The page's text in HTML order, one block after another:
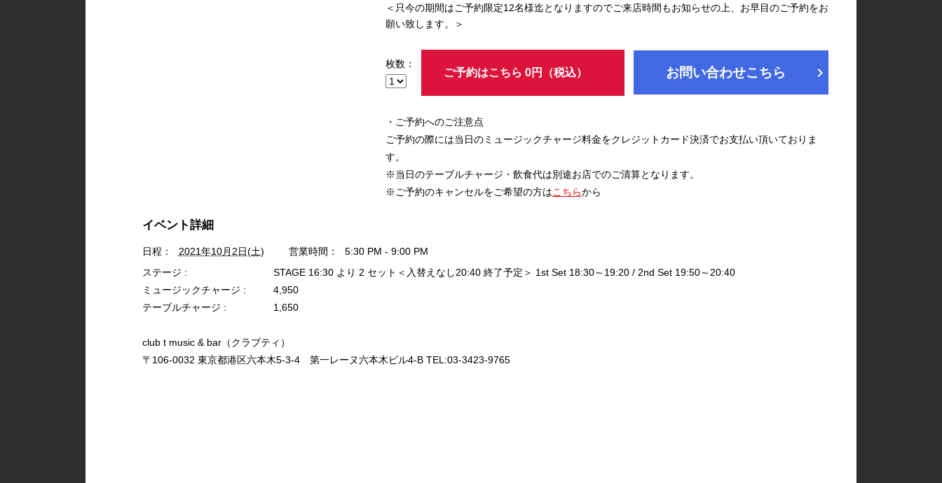
＜只今の期間はご予約限定12名様迄となりますのでご来店時間もお知らせの上、お早目のご予約をお
願い致します。＞
枚数：
ご予約はこちら 0円（税込） お問い合わせこちら chevron_right
・ご予約へのご注意点
ご予約の際には当日のミュージックチャージ料金をクレジットカード決済でお支払い頂いておりま
す。
※当日のテーブルチャージ・飲食代は別途お店でのご清算となります。
※ご予約のキャンセルをご希望の方はこちらから
イベント詳細
日程： 2021年10月2日(土) 営業時間：
5:30 PM - 9:00 PM
ステージ :
STAGE 16:30 より 2 セット＜入替えなし20:40 終了予定＞ 1st Set 18:30～19:20 / 2nd Set 19:50～20:40
ミュージックチャージ :
4,950
テーブルチャージ :
1,650
club t music & bar（クラブティ）
〒106-0032 東京都港区六本木5-3-4 第一レーヌ六本木ビル4-B TEL:03-3423-9765